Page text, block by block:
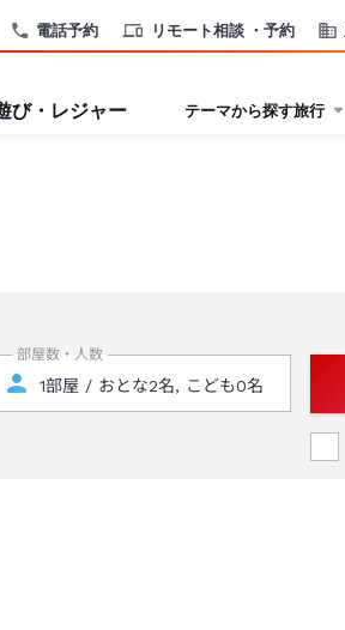
電話予約 リモート相談 ・予約
び・レジャー テーマから探す旅行
部屋数・人数